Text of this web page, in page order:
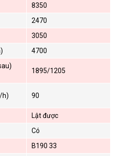
8350
2470
3050
4700
1895/1205
h) 90
Lật được
Có
B190 33